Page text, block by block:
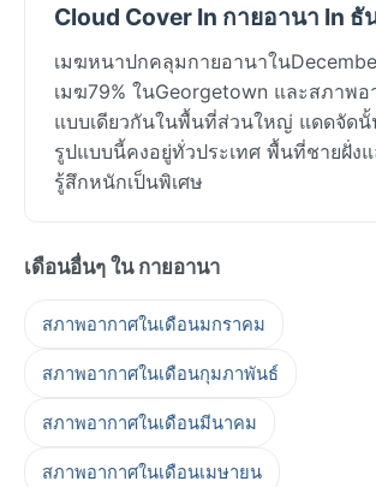
Cloud Cover In กายอานา In ธั
เมฆหนาปกคลุมกายอานาใน
เมฆ79% ในGeorgetown และสภาพอ
แบบเดียวกันในพื้นที่ส่วนใหญ่ แดดจัดนั้
รูปแบบนี้คงอยู่ทั่วประเทศ พื้นที่ชายฝั่ง
รู้สึกหนักเป็นพิเศษ
เดือนอื่นๆ ใน กายอานา
สภาพอากาศในเดือนมกราคม
สภาพอากาศในเดือนกุมภาพันธ์
สภาพอากาศในเดือนมีนาคม
สภาพอากาศในเดือนเมษายน